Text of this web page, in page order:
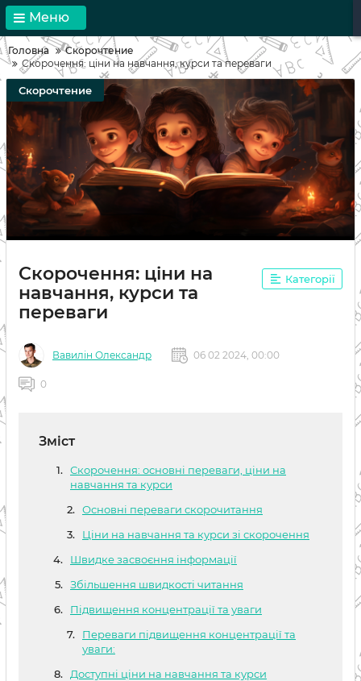
Меню
Головна
Скорочтение
Скорочення: ціни на навчання, курси та переваги
Скорочтение
Скорочення: ціни на
навчання, курси та
переваги
Категорії
Вавилін Олександр 06 02 2024, 00:00
0
Зміст
Скорочення: основні переваги, ціни на
навчання та курси
Основні переваги скорочитання
Ціни на навчання та курси зі скорочення
Швидке засвоєння інформації
Збільшення швидкості читання
Підвищення концентрації та уваги
Переваги підвищення концентрації та
уваги:
Доступні ціни на навчання та курси